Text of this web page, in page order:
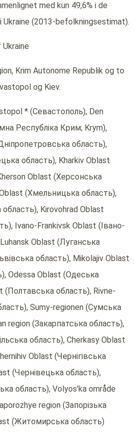
med kun 49,6% i de
(2013-befolkningsestimat).
Krim Autonome Republik og to
og Kiev.
* (Севастополь), Den
Республіка Крим; Krym),
область),
область), Kharkiv Oblast
Oblast (Херсонська
(Хмельницька область),
Kirovohrad Oblast
Ivano-Frankivsk Oblast (Івано-
Oblast (Луганська
область), Mikolajiv Oblast
Odessa Oblast (Одеська
(Полтавська область), Rivne-
Sumy-regionen (Сумська
region (Закарпатська область),
область), Cherkasy Oblast
Oblast (Чернігівська
(Чернівецька область),
область), Volyos’ka område
region (Запорізька
(Житомирська область)